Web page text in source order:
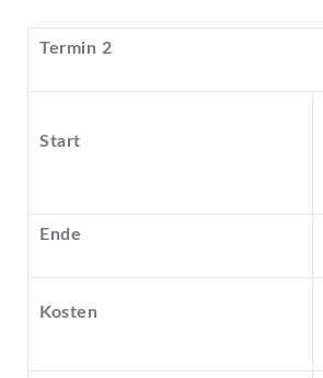
Termin 2
Start
Ende
Kosten